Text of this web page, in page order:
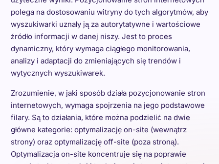
polega na dostosowaniu witryny do tych algorytmów, aby
wyszukiwarki uznały ją za autorytatywne i wartościowe
źródło informacji w danej niszy. Jest to proces
dynamiczny, który wymaga ciągłego monitorowania,
analizy i adaptacji do zmieniających się trendów i
wytycznych wyszukiwarek.
Zrozumienie, w jaki sposób działa pozycjonowanie stron
internetowych, wymaga spojrzenia na jego podstawowe
filary. Są to działania, które można podzielić na dwie
główne kategorie: optymalizację on-site (wewnątrz
strony) oraz optymalizację off-site (poza stroną).
Optymalizacja on-site koncentruje się na poprawie